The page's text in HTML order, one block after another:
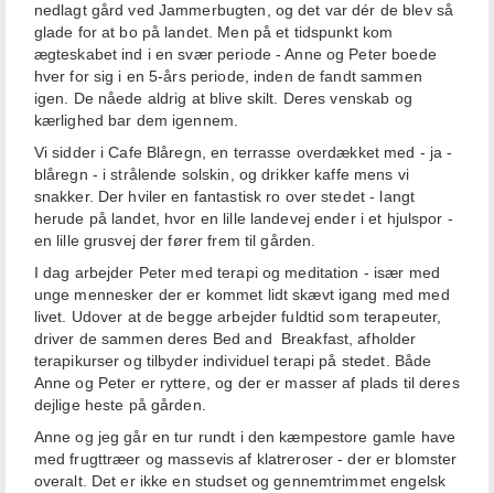
nedlagt gård ved Jammerbugten, og det var dér de blev så
glade for at bo på landet. Men på et tidspunkt kom
ægteskabet ind i en svær periode - Anne og Peter boede
hver for sig i en 5-års periode, inden de fandt sammen
igen. De nåede aldrig at blive skilt. Deres venskab og
kærlighed bar dem igennem.
Vi sidder i Cafe Blåregn, en terrasse overdækket med - ja -
blåregn - i strålende solskin, og drikker kaffe mens vi
snakker. Der hviler en fantastisk ro over stedet - langt
herude på landet, hvor en lille landevej ender i et hjulspor -
en lille grusvej der fører frem til gården.
I dag arbejder Peter med terapi og meditation - især med
unge mennesker der er kommet lidt skævt igang med med
livet. Udover at de begge arbejder fuldtid som terapeuter,
driver de sammen deres Bed and
Breakfast, afholder
terapikurser og tilbyder individuel terapi på stedet. Både
Anne og Peter er ryttere, og der er masser af plads til deres
dejlige heste på gården.
Anne og jeg går en tur rundt i den kæmpestore gamle have
med frugttræer og massevis af klatreroser - der er blomster
overalt. Det er ikke en studset og gennemtrimmet engelsk